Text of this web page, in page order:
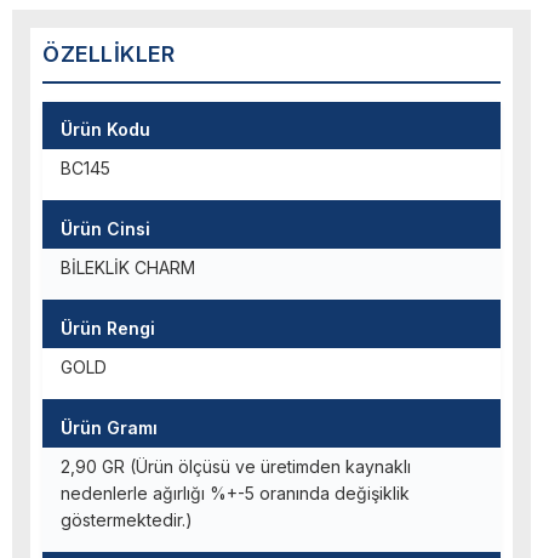
ÖZELLIKLER
Ürün Kodu
BC145
Ürün Cinsi
BİLEKLİK CHARM
Ürün Rengi
GOLD
Ürün Gramı
2,90 GR (Ürün ölçüsü ve üretimden kaynaklı
nedenlerle ağırlığı %+-5 oranında değişiklik
göstermektedir.)